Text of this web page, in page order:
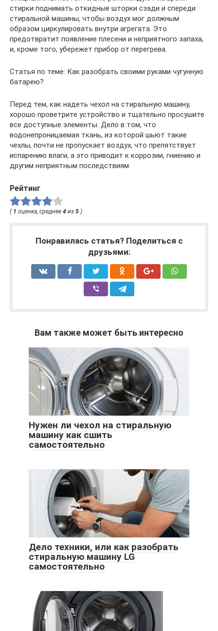
стирки поднимать откидные шторки сзади и спереди
стиральной машины, чтобы воздух мог должным
образом циркулировать внутри агрегата. Это
предотвратит появление плесени и неприятного запаха,
и, кроме того, убережет прибор от перегрева.
Статья по теме: Как разобрать своими руками чугунную
батарею?
Перед тем, как надеть чехол на стиральную машину,
хорошо проветрите устройство и тщательно просушите
все доступные элементы. Дело в том, что
водонепроницаемая ткань, из которой шьют такие
чехлы, почти не пропускает воздух, что препятствует
испарению влаги, а это приводит к коррозии, гниению и
другим неприятным последствиям.
Рейтинг
( 1 оценка, среднее 4 из 5 )
Понравилась статья? Поделиться с
друзьями:
Вам также может быть интересно
Нужен ли чехол на стиральную
машину как сшить
самостоятельно
Дело техники, или как разобрать
стиральную машину LG
самостоятельно